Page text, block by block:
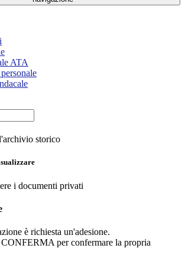
ATA
storico
i documenti privati
è richiesta un'adesione.
CONFERMA per confermare la propria